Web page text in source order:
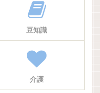
豆知識
介護